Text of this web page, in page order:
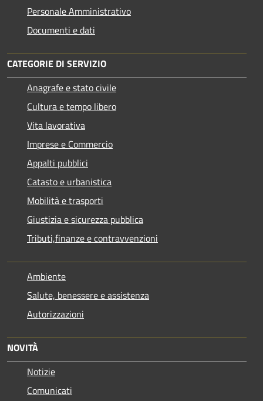
Personale Amministrativo
Documenti e dati
CATEGORIE DI SERVIZIO
Anagrafe e stato civile
Cultura e tempo libero
Vita lavorativa
Imprese e Commercio
Appalti pubblici
Catasto e urbanistica
Mobilità e trasporti
Giustizia e sicurezza pubblica
Tributi,finanze e contravvenzioni
Ambiente
Salute, benessere e assistenza
Autorizzazioni
NOVITÀ
Notizie
Comunicati